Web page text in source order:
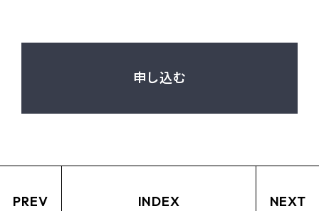
申し込む
PREV NEXT
INDEX